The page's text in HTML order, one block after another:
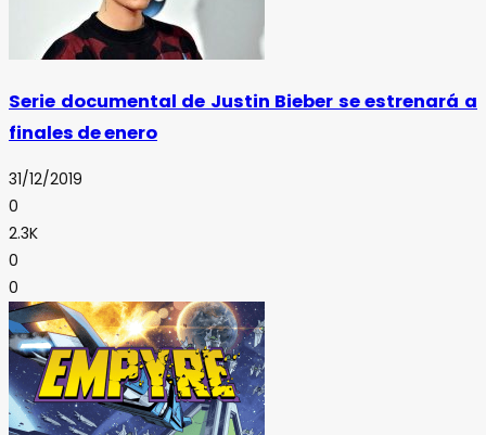
Serie documental de Justin Bieber se estrenará a
finales de enero
31/12/2019
0
2.3K
0
0